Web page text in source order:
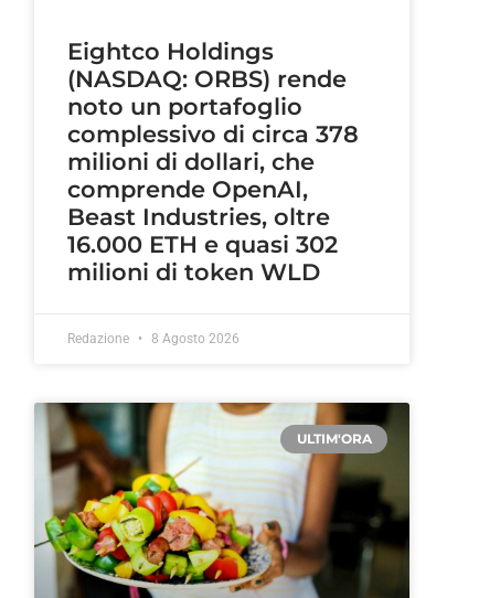
Eightco Holdings
(NASDAQ: ORBS) rende
noto un portafoglio
complessivo di circa 378
milioni di dollari, che
comprende OpenAI,
Beast Industries, oltre
16.000 ETH e quasi 302
milioni di token WLD
Redazione 8 Agosto 2026
ULTIM'ORA